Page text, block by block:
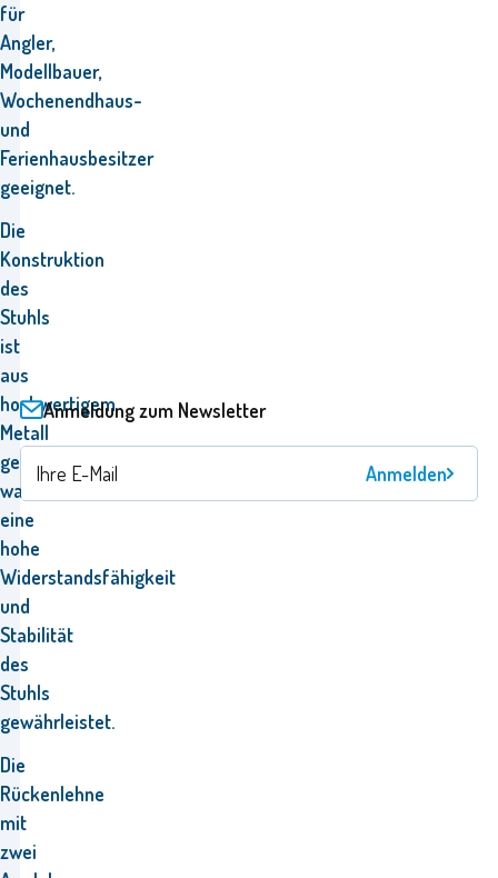
für
Angler,
Modellbauer,
Wochenendhaus-
und
Ferienhausbesitzer
geeignet.
Die
Konstruktion
des
Stuhls
ist
aus
hochwertigem
Metall
gefertigt,
was
eine
hohe
Widerstandsfähigkeit
und
Stabilität
des
Stuhls
gewährleistet.
Die
Rückenlehne
mit
zwei
Anmeldung zum Newsletter
Anmelden